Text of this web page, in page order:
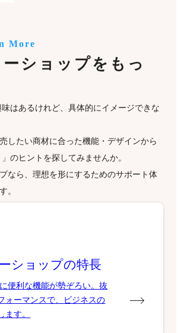
More
ショップをもっ
はあるけれど、具体的にイメージできな
したい商材に合った機能・デザインから
」のヒントを探してみませんか。
なら、理想を形にするためのサポート体
。
ショップの特長
便利な機能が勢ぞろい。抜
ォーマンスで、ビジネスの
ます。